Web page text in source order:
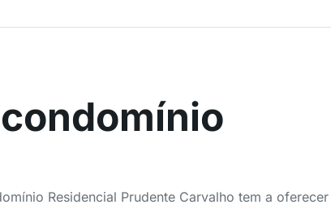
Residencial Prudente Carvalho tem a oferecer